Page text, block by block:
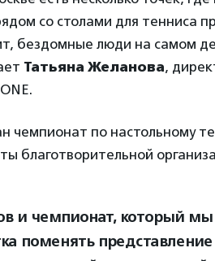
со столами для тенниса
бездомные люди на самом
Татьяна Желанова,
чемпионат по настольному
благотворительной
и чемпионат, который
поменять